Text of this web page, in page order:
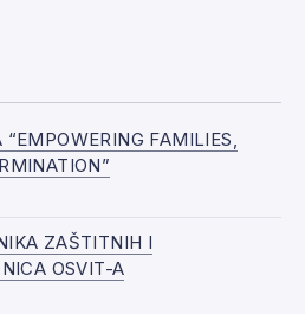
“EMPOWERING FAMILIES,
ZAŠTITNIH I
OSVIT-A